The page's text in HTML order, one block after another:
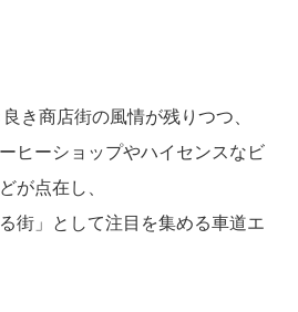
き商店街の風情が残りつつ、
ヒーショップやハイセンスなビ
が点在し、
街」として注目を集める車道エ